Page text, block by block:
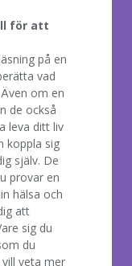
för att
på en
vad
om en
de också
leva ditt liv
koppla sig
själv. De
provar en
hälsa och
att
sig du
du
veta mer